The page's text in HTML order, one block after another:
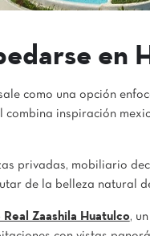
en
como una opción
combina inspiración
privadas, mobiliario
de la belleza natural
Real Zaashila Huatulco,